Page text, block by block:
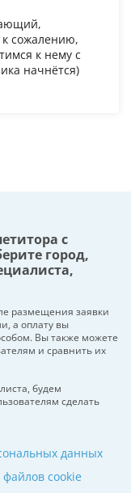
сожалению,
к нему с
начнётся)
с
город,
размещения заявки
а оплату вы
Вы также можете
и сравнить их
будем
сделать
данных
cookie